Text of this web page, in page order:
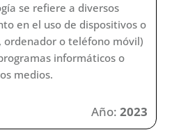
se refiere a diversos
en el uso de dispositivos o
o teléfono móvil)
informáticos o
medios.
Año: 2023